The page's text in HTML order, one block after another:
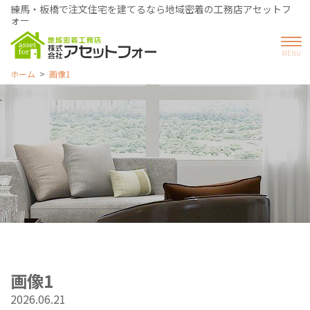
練馬・板橋で注文住宅を建てるなら地域密着の工務店アセットフ
ォー
ホーム 画像1
画像1
2026.06.21